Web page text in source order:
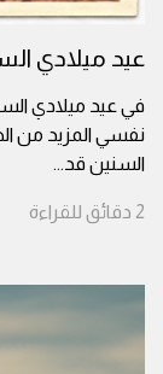
عيد ميلادي
في عيد ميلادي
نفسي المزيد من
السنين قد...
2 دقائق للقراءة